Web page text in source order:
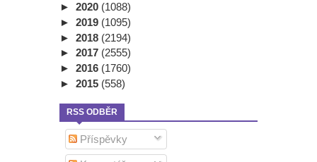
► 2020 (1088)
► 2019 (1095)
► 2018 (2194)
► 2017 (2555)
► 2016 (1760)
► 2015 (558)
RSS ODBĚR
Příspěvky